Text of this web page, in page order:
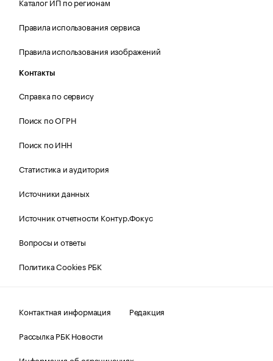
Правила использования сервиса
Правила использования изображений
Контакты
Справка по сервису
Поиск по ОГРН
Поиск по ИНН
Статистика и аудитория
Источники данных
Источник отчетности Контур.Фокус
Вопросы и ответы
Политика Cookies РБК
Контактная информация
Редакция
Рассылка РБК Новости